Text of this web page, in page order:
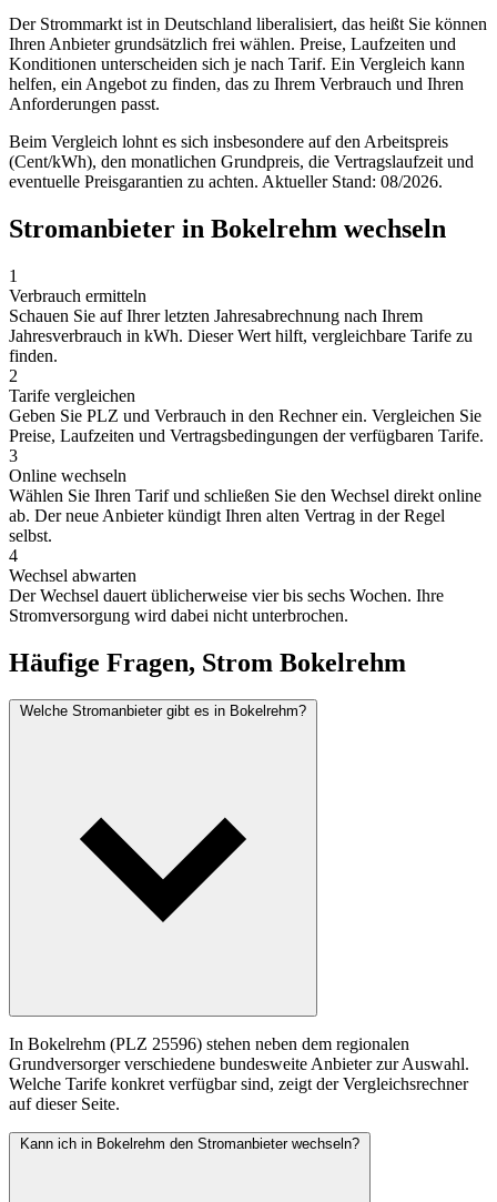
Der Strommarkt ist in Deutschland liberalisiert, das heißt Sie können
Ihren Anbieter grundsätzlich frei wählen. Preise, Laufzeiten und
Konditionen unterscheiden sich je nach Tarif. Ein Vergleich kann
helfen, ein Angebot zu finden, das zu Ihrem Verbrauch und Ihren
Anforderungen passt.
Beim Vergleich lohnt es sich insbesondere auf den Arbeitspreis
(Cent/kWh), den monatlichen Grundpreis, die Vertragslaufzeit und
eventuelle Preisgarantien zu achten. Aktueller Stand: 08/2026.
Stromanbieter in Bokelrehm wechseln
1
Verbrauch ermitteln
Schauen Sie auf Ihrer letzten Jahresabrechnung nach Ihrem
Jahresverbrauch in kWh. Dieser Wert hilft, vergleichbare Tarife zu
finden.
2
Tarife vergleichen
Geben Sie PLZ und Verbrauch in den Rechner ein. Vergleichen Sie
Preise, Laufzeiten und Vertragsbedingungen der verfügbaren Tarife.
3
Online wechseln
Wählen Sie Ihren Tarif und schließen Sie den Wechsel direkt online
ab. Der neue Anbieter kündigt Ihren alten Vertrag in der Regel
selbst.
4
Wechsel abwarten
Der Wechsel dauert üblicherweise vier bis sechs Wochen. Ihre
Stromversorgung wird dabei nicht unterbrochen.
Häufige Fragen, Strom Bokelrehm
Welche Stromanbieter gibt es in Bokelrehm?
In Bokelrehm (PLZ 25596) stehen neben dem regionalen
Grundversorger verschiedene bundesweite Anbieter zur Auswahl.
Welche Tarife konkret verfügbar sind, zeigt der Vergleichsrechner
auf dieser Seite.
Kann ich in Bokelrehm den Stromanbieter wechseln?